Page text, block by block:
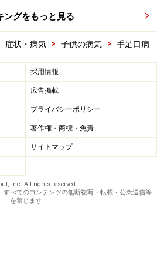
ングをもっと見る
症状・病気 > 子供の病気 > 手足口病
採用情報
広告掲載
プライバシーポリシー
著作権・商標・免責
サイトマップ
Inc. All rights reserved.
べてのコンテンツの無断複写・転載・公衆送信等
を禁じます